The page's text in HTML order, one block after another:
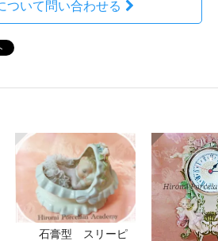
ついて問い合わせる
石膏型 スリーピ